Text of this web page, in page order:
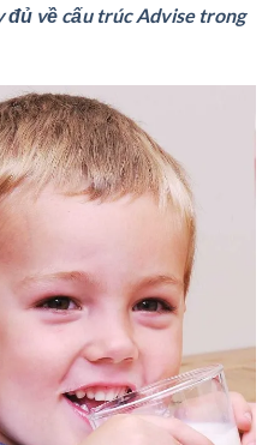
đủ về cấu trúc Advise trong